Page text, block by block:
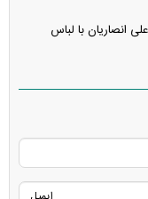
انصاریان با لباس